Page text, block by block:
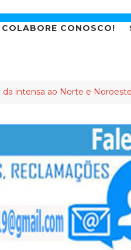
COLABORE CONOSCO!
ao Norte e Noroeste do